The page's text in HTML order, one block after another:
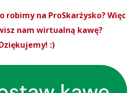
robimy na ProSkarżysko? Więc
nam wirtualną kawę?
:)